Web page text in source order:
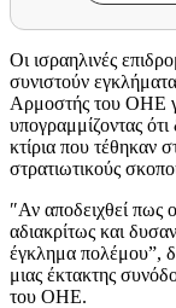
Οι ισραηλινές
συνιστούν
Αρμοστής του ΟΗΕ
υπογραμμίζοντας ότι
κτίρια που τέθηκαν
στρατιωτικούς
″Αν αποδειχθεί πως
αδιακρίτως και
έγκλημα πολέμου”,
μιας έκτακτης
του ΟΗΕ.